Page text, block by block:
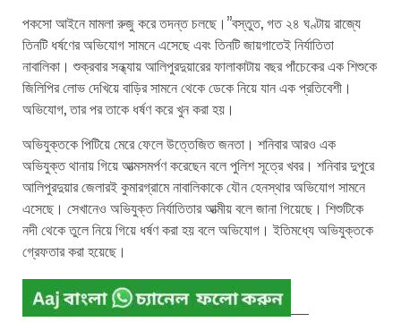
পকসো আইনে মামলা রুজু করে তদন্ত চলছে।’’বস্তুত, গত ২৪ ঘণ্টায় রাজ্যে
তিনটি ধর্ষণের অভিযোগ সামনে এসেছে এবং তিনটি জায়গাতেই নির্যাতিতা
নাবালিকা। শুক্রবার সন্ধ্যায় আলিপুরদুয়ারের ফালাকাটায় বছর পাঁচেকের এক শিশুকে
জিলিপির লোভ দেখিয়ে বাড়ির সামনে থেকে ডেকে নিয়ে যান এক প্রতিবেশী।
অভিযোগ, তার পর তাকে ধর্ষণ করে খুন করা হয়।
অভিযুক্তকে পিটিয়ে মেরে ফেলে উত্তেজিত জনতা। শনিবার আরও এক
অভিযুক্ত থানায় গিয়ে আত্মসমর্পণ করেছেন বলে পুলিশ সূত্রে খবর। শনিবার দুপুরে
আলিপুরদুয়ার জেলারই কুমারগ্রামে নাবালিকাকে যৌন হেনস্থার অভিযোগ সামনে
এসেছে। সেখানেও অভিযুক্ত নির্যাতিতার আত্মীয় বলে জানা গিয়েছে। শিশুটিকে
নদী থেকে তুলে নিয়ে গিয়ে ধর্ষণ করা হয় বলে অভিযোগ। ইতিমধ্যে অভিযুক্তকে
গ্রেফতার করা হয়েছে।